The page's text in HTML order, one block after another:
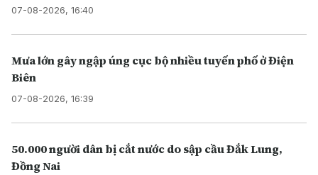
07-08-2026, 16:40
Mưa lớn gây ngập úng cục bộ nhiều tuyến phố ở Điện
Biên
07-08-2026, 16:39
50.000 người dân bị cắt nước do sập cầu Đắk Lung,
Đồng Nai